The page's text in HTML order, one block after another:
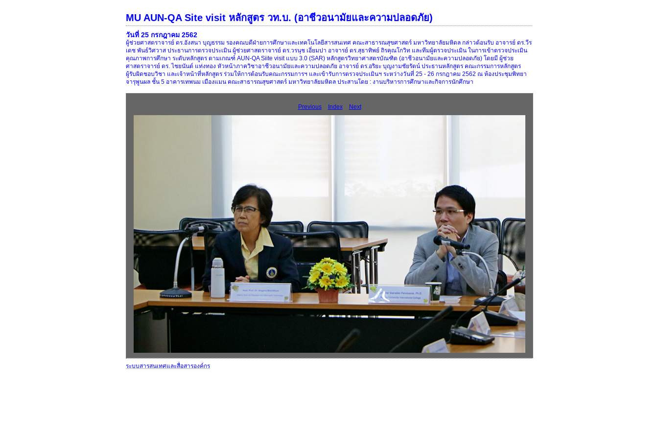
MU AUN-QA Site visit หลักสูตร วท.บ. (อาชีวอนามัยและความปลอดภัย)
วันที่ 25 กรกฎาคม 2562
ผู้ช่วยศาสตราจารย์ ดร.อังสนา บุญธรรม รองคณบดีฝ่ายการศึกษาและเทคโนโลยีสารสนเทศ คณะสาธารณสุขศาสตร์ มหาวิทยาลัยมหิดล กล่าวต้อนรับ อาจารย์ ดร.วีร
เดช พันธ์วิศวาส ประธานการตรวจประเมิน ผู้ช่วยศาสตราจารย์ ดร.วรนุช เอี่ยมปา อาจารย์ ดร.สุธาทิพย์ ถิรคุณโกวิท และทีมผู้ตรวจประเมิน ในการเข้าตรวจประเมิน
คุณภาพการศึกษา ระดับหลักสูตร ตามเกณฑ์ AUN-QA Siite visit แบบ 3.0 (SAR) หลักสูตรวิทยาศาสตรบัณฑิต (อาชีวอนามัยและความปลอดภัย) โดยมี ผู้ช่วย
ศาสตราจารย์ ดร. ไชยนันต์ แท่งทอง หัวหน้าภาควิชาอาชีวอนามัยและความปลอดภัย อาจารย์ ดร.อริยะ บุญงามชัยรัตน์ ประธานหลักสูตร คณะกรรมการหลักสูตร
ผู้รับผิดชอบวิชา และเจ้าหน้าที่หลักสูตร ร่วมให้การต้อนรับคณะกรรมการฯ และเข้ารับการตรวจประเมินฯ ระหว่างวันที่ 25 - 26 กรกฎาคม 2562 ณ ห้องประชุมพิทยา
จารุพูนผล ชั้น 5 อาคารเทพนม เมืองแมน คณะสาธารณสุขศาสตร์ มหาวิทยาลัยมหิดล ประสานโดย : งานบริหารการศึกษาและกิจการนักศึกษา
Previous Index Next
ระบบสารสนเทศและสื่อสารองค์กร